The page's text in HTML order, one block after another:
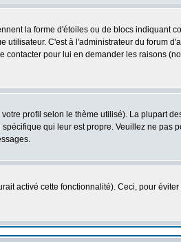
la forme d'étoiles ou de blocs indiquant
C'est à l'administrateur du forum
pour lui en demander les raisons
profil selon le thème utilisé). La plupart
qui leur est propre. Veuillez ne pas
activé cette fonctionnalité). Ceci, pour